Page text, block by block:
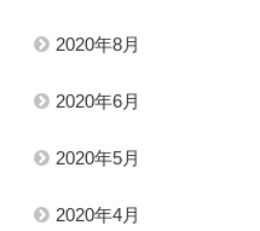
2020年8月
2020年6月
2020年5月
2020年4月